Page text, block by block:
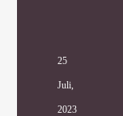
25
Juli,
2023